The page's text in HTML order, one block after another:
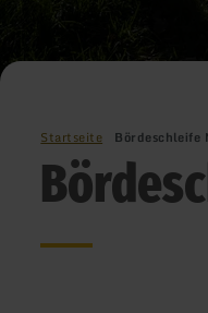
Startseite Bördeschleife